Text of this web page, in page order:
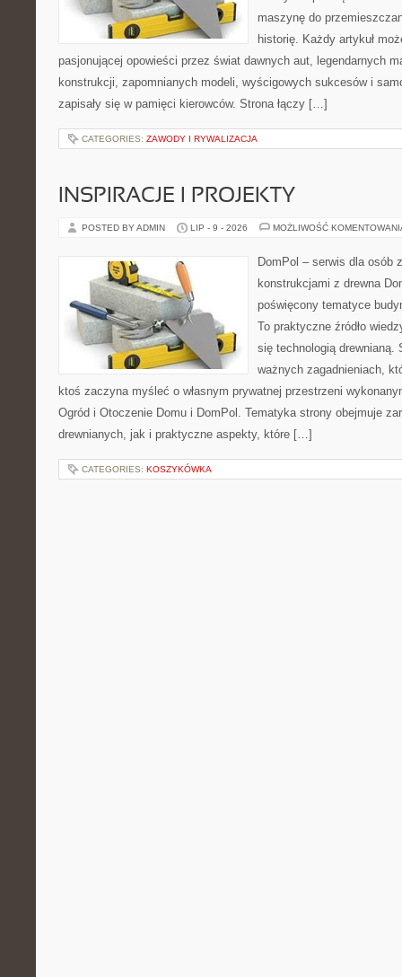
maszynę do
historię. Każdy artykuł
pasjonującej opowieści przez świat dawnych aut, legendarnych
konstrukcji, zapomnianych modeli, wyścigowych sukcesów i
zapisały się w pamięci kierowców. Strona łączy […]
CATEGORIES: ZAWODY I RYWALIZACJA
INSPIRACJE I PROJEKTY
POSTED BY ADMIN LIP - 9 - 2026 MOŻLIWOŚĆ
DomPol – serwis dla osób
konstrukcjami z drewna
poświęcony tematyce
To praktyczne źródło
się technologią drewnianą.
ważnych zagadnieniach,
ktoś zaczyna myśleć o własnym prywatnej przestrzeni
Ogród i Otoczenie Domu i DomPol. Tematyka strony obejmuje
drewnianych, jak i praktyczne aspekty, które […]
CATEGORIES: KOSZYKÓWKA